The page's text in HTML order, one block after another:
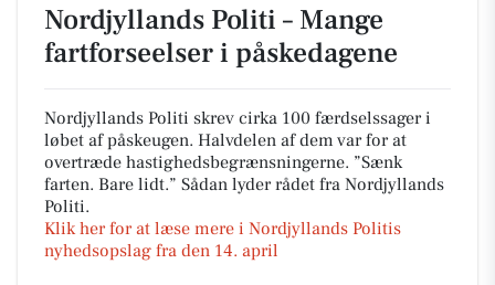
Nordjyllands Politi – Mange
fartforseelser i påskedagene
Nordjyllands Politi skrev cirka 100 færdselssager i
løbet af påskeugen. Halvdelen af dem var for at
overtræde hastighedsbegrænsningerne. ”Sænk
farten. Bare lidt.” Sådan lyder rådet fra Nordjyllands
Politi.
Klik her for at læse mere i Nordjyllands Politis
nyhedsopslag fra den 14. april